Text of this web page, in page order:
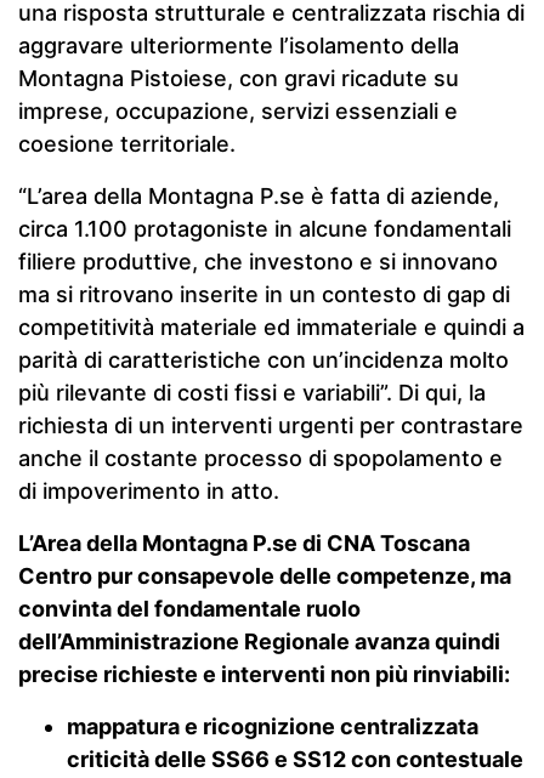
una risposta strutturale e centralizzata rischia di
aggravare ulteriormente l’isolamento della
Montagna Pistoiese, con gravi ricadute su
imprese, occupazione, servizi essenziali e
coesione territoriale.
“L’area della Montagna P.se è fatta di aziende,
circa 1.100 protagoniste in alcune fondamentali
filiere produttive, che investono e si innovano
ma si ritrovano inserite in un contesto di gap di
competitività materiale ed immateriale e quindi a
parità di caratteristiche con un’incidenza molto
più rilevante di costi fissi e variabili”. Di qui, la
richiesta di un interventi urgenti per contrastare
anche il costante processo di spopolamento e
di impoverimento in atto.
L’Area della Montagna P.se di CNA Toscana
Centro pur consapevole delle competenze, ma
convinta del fondamentale ruolo
dell’Amministrazione Regionale avanza quindi
precise richieste e interventi non più rinviabili:
mappatura e ricognizione centralizzata
criticità delle SS66 e SS12 con contestuale